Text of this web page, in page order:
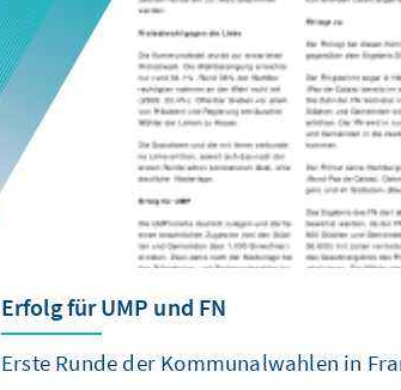
Erfolg für UMP und FN
Erste Runde der Kommunalwahlen in